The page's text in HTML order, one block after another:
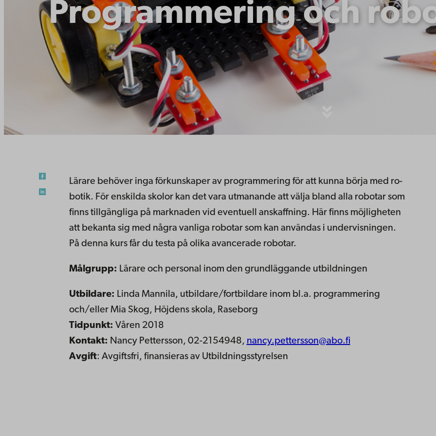
Programmering och
Lä­ra­re be­hö­ver inga för­kun­ska­per av pro­gram­me­ring för att kun­na bör­ja med ro­
bo­tik. För en­skil­da sko­lor kan det vara ut­ma­nan­de att väl­ja bland alla ro­bo­tar som
finns till­gäng­li­ga på mark­na­den vid even­tu­ell an­skaff­ning. Här finns möj­lig­he­ten
att be­kan­ta sig med någ­ra van­li­ga ro­bo­tar som kan an­vän­das i un­der­vis­ning­en.
På den­na kurs får du tes­ta på oli­ka avan­ce­ra­de ro­bo­tar.
Mål­grupp: Lä­ra­re och per­so­nal inom den grund­läg­gan­de ut­bild­ning­en
Ut­bil­da­re: Lin­da Man­ni­la, ut­bil­da­re/fort­bil­da­re inom bl.a. pro­gram­me­ring
och/el­ler Mia Skog, Höj­dens sko­la, Ra­se­borg
Tid­punkt: Vå­ren 2018
Kon­takt: Nan­cy Pet­ters­son, 02-2154948, nan­cy.pet­ters­son@abo.fi
Av­gift: Av­gifts­fri, fi­nan­si­e­ras av Ut­bild­nings­sty­rel­sen